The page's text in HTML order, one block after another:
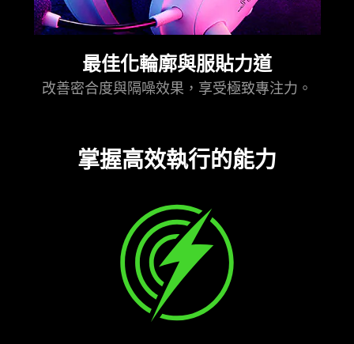
最佳化輪廓與服貼力道
改善密合度與隔噪效果，享受極致專注力。
掌握高效執行的能力